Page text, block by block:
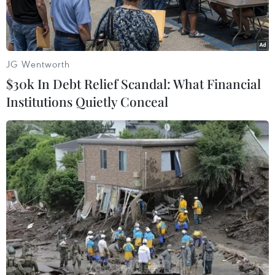
khăn.
Một đoạn đường bị xuống cấp tại bản tái định cư Quỳnh Sơn,
xã Cò Nòi, huyện Mai Sơn (Sơn La). (Ảnh: Hữu Quyết/TTXVN)
Sau nhiều năm di dân, nhường đất để xây dựng
công trình thủy điện Sơn La, cuộc sống của
JG Wentworth
$30k In Debt Relief Scandal: What Financial
Institutions Quietly Conceal